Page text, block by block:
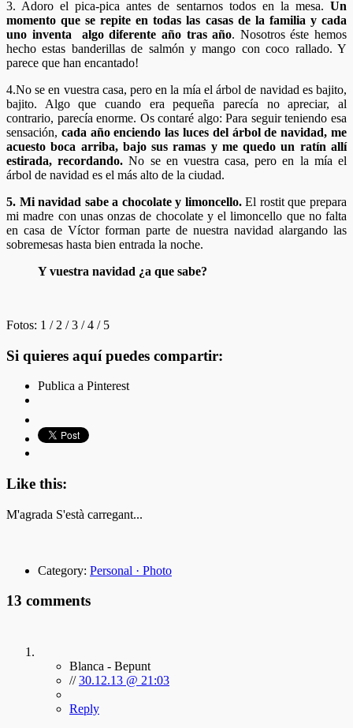
3. Adoro el pica-pica antes de sentarnos todos en la mesa. Un
momento que se repite en todas las casas de la familia y cada
uno inventa algo diferente año tras año. Nosotros éste hemos
hecho estas banderillas de salmón y mango con coco rallado. Y
parece que han encantado!
4.No se en vuestra casa, pero en la mía el árbol de navidad es bajito,
bajito. Algo que cuando era pequeña parecía no apreciar, al
contrario, parecía enorme. Os contaré algo: Para seguir teniendo esa
sensación, cada año enciendo las luces del árbol de navidad, me
acuesto boca arriba, bajo sus ramas y me quedo un ratín allí
estirada, recordando. No se en vuestra casa, pero en la mía el
árbol de navidad es el más alto de la ciudad.
5. Mi navidad sabe a chocolate y limoncello.El rostit que prepara
mi madre con unas onzas de chocolate y el limoncello que no falta
en casa de Víctor forman parte de nuestra navidad alargando las
sobremesas hasta bien entrada la noche.
Y vuestra navidad ¿a que sabe?
Fotos: 1 / 2 / 3 / 4 / 5
Si quieres aquí puedes compartir:
Publica a Pinterest
Like this:
M'agrada S'està carregant...
Category: Personal · Photo
13 comments
Blanca - Bepunt
//30.12.13 @ 21:03
Reply